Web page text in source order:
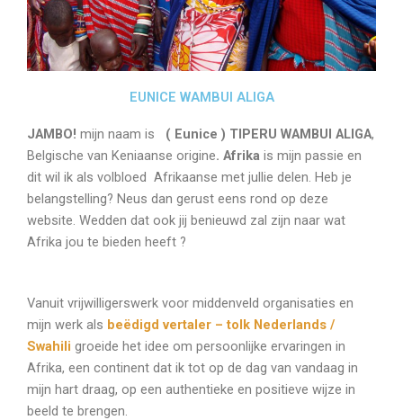
ART
CONTACT
EUNICE WAMBUI ALIGA
JAMBO! mijn naam is ( Eunice ) TIPERU WAMBUI ALIGA,
Belgische van Keniaanse origine. Afrika is mijn passie en
dit wil ik als volbloed Afrikaanse met jullie delen. Heb je
belangstelling? Neus dan gerust eens rond op deze
website. Wedden dat ook jij benieuwd zal zijn naar wat
Afrika jou te bieden heeft ?
Vanuit vrijwilligerswerk voor middenveld organisaties en
mijn werk als beëdigd vertaler – tolk Nederlands /
Swahili groeide het idee om persoonlijke ervaringen in
Afrika, een continent dat ik tot op de dag van vandaag in
mijn hart draag, op een authentieke en positieve wijze in
beeld te brengen.